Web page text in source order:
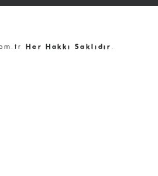
Her Hakkı Saklıdır